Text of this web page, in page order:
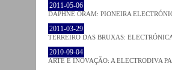
2011-05-06
DAPHNE ORAM: PIONEIRA
2011-03-29
TERREIRO DAS BRUXAS:
2010-09-04
ARTE E INOVAÇÃO: A ELECTRODIVA